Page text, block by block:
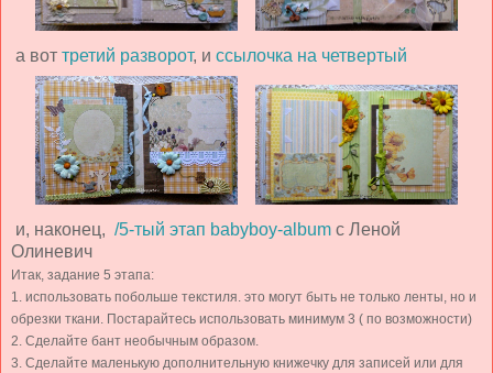
а вот третий разворот, и ссылочка на четвертый
и, наконец, /5-тый этап babyboy-album с Леной
Олиневич
Итак, задание 5 этапа:
1. использовать побольше текстиля. это могут быть не только ленты, но и
обрезки ткани. Постарайтесь использовать минимум 3 ( по возможности)
2. Сделайте бант необычным образом.
3. Сделайте маленькую дополнительную книжечку для записей или для